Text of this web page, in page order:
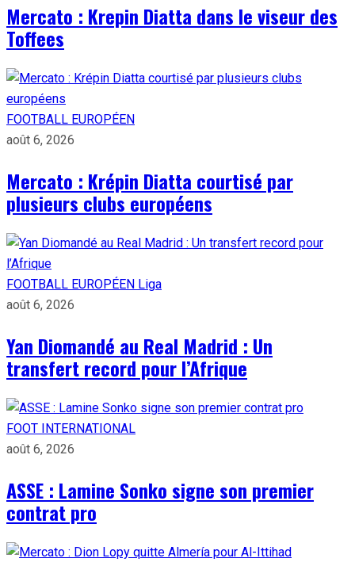
Mercato : Krepin Diatta dans le viseur des
Toffees
FOOTBALL EUROPÉEN
août 6, 2026
Mercato : Krépin Diatta courtisé par
plusieurs clubs européens
FOOTBALL EUROPÉEN Liga
août 6, 2026
Yan Diomandé au Real Madrid : Un
transfert record pour l’Afrique
FOOT INTERNATIONAL
août 6, 2026
ASSE : Lamine Sonko signe son premier
contrat pro